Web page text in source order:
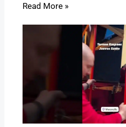
Read More »